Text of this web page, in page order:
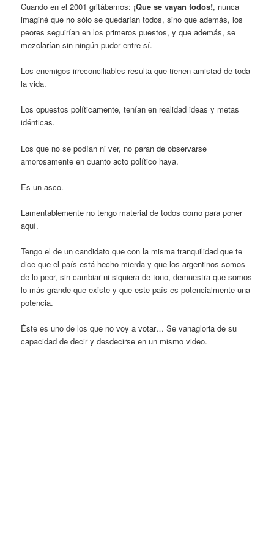
Cuando en el 2001 gritábamos: ¡Que se vayan todos!, nunca
imaginé que no sólo se quedarían todos, sino que además, los
peores seguirían en los primeros puestos, y que además, se
mezclarían sin ningún pudor entre sí.
Los enemigos irreconciliables resulta que tienen amistad de toda
la vida.
Los opuestos políticamente, tenían en realidad ideas y metas
idénticas.
Los que no se podían ni ver, no paran de observarse
amorosamente en cuanto acto político haya.
Es un asco.
Lamentablemente no tengo material de todos como para poner
aquí.
Tengo el de un candidato que con la misma tranquilidad que te
dice que el país está hecho mierda y que los argentinos somos
de lo peor, sin cambiar ni siquiera de tono, demuestra que somos
lo más grande que existe y que este país es potencialmente una
potencia.
Éste es uno de los que no voy a votar… Se vanagloria de su
capacidad de decir y desdecirse en un mismo video.